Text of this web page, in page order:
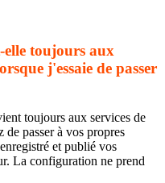
toujours aux
j'essaie de passer
toujours aux services de
passer à vos propres
et publié vos
La configuration ne prend